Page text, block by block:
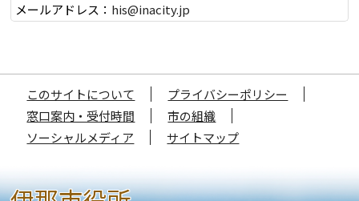
メールアドレス： his@inacity.jp
このサイトについて
プライバシーポリシー
窓口案内・受付時間
市の組織
ソーシャルメディア
サイトマップ